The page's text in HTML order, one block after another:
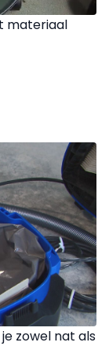
materiaal
zowel nat als